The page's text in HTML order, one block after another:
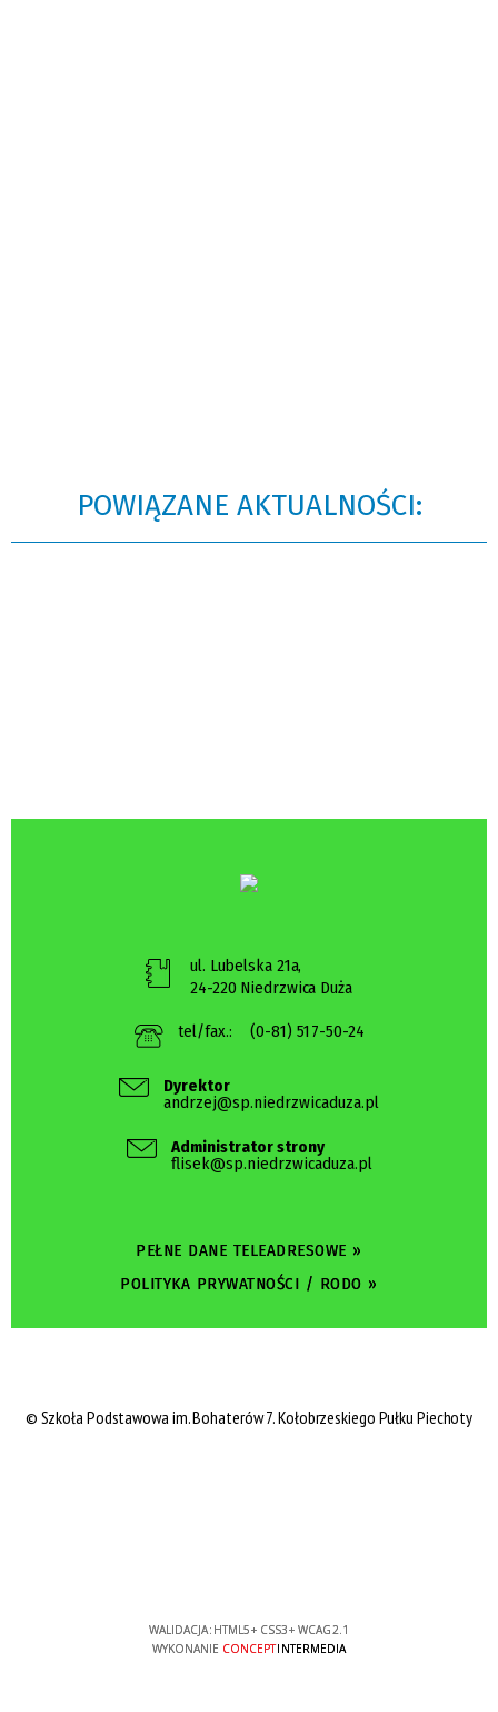
POWIĄZANE AKTUALNOŚCI:
ul. Lubelska 21a,
24-220 Niedrzwica Duża
tel/fax.: (0-81) 517-50-24
Dyrektor
andrzej@sp.niedrzwicaduza.pl
Administrator strony
flisek@sp.niedrzwicaduza.pl
PEŁNE DANE TELEADRESOWE »
POLITYKA PRYWATNOŚCI / RODO »
© Szkoła Podstawowa im. Bohaterów 7. Kołobrzeskiego Pułku Piechoty
WALIDACJA: HTML5+ CSS3+ WCAG 2.1
WYKONANIE CONCEPTINTERMEDIA